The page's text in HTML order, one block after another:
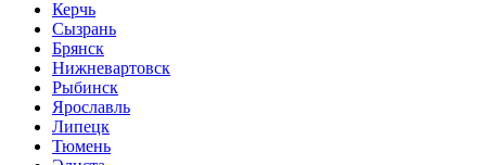
Керчь
Сызрань
Брянск
Нижневартовск
Рыбинск
Ярославль
Липецк
Тюмень